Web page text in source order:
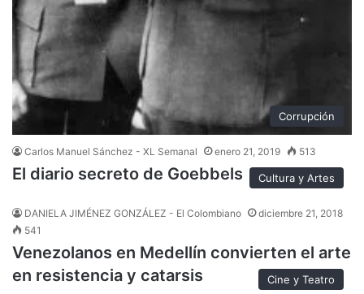
Corrupción
Carlos Manuel Sánchez - XL Semanal enero 21, 2019 513
El diario secreto de Goebbels Cultura y Artes
DANIELA JIMÉNEZ GONZÁLEZ - El Colombiano
diciembre 21, 2018
541
Venezolanos en Medellín convierten el arte
en resistencia y catarsis
Cine y Teatro